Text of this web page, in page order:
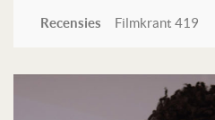
Recensies Filmkrant 419
Lees verder